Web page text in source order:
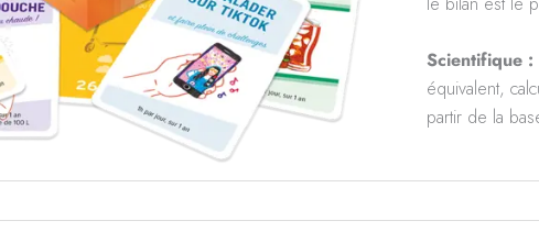
Scientifique :
équivalent,
partir de la